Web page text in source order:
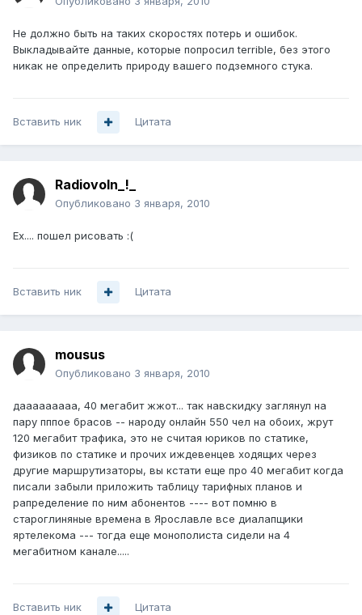
Не должно быть на таких скоростях потерь и ошибок.
Выкладывайте данные, которые попросил terrible, без этого
никак не определить природу вашего подземного стука.
Вставить ник Цитата
Radiovoln_!_
Опубликовано 3 января, 2010
Ех.... пошел рисовать :(
Вставить ник Цитата
mousus
Опубликовано 3 января, 2010
дааааааааа, 40 мегабит жжот... так навскидку заглянул на
пару пппое брасов -- народу онлайн 550 чел на обоих, жрут
120 мегабит трафика, это не считая юриков по статике,
физиков по статике и прочих иждевенцев ходящих через
другие маршрутизаторы, вы кстати еще про 40 мегабит когда
писали забыли приложить таблицу тарифных планов и
рапределение по ним абонентов ---- вот помню в
староглиняные времена в Ярославле все диалапщики
яртелекома --- тогда еще монополиста сидели на 4
мегабитном канале.....
Вставить ник Цитата